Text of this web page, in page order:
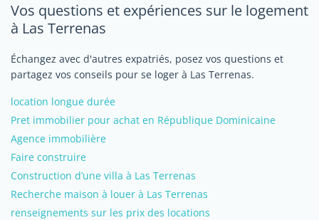
Vos questions et expériences sur le logement
à Las Terrenas
Échangez avec d'autres expatriés, posez vos questions et
partagez vos conseils pour se loger à Las Terrenas.
location longue durée
Pret immobilier pour achat en République Dominicaine
Agence immobilière
Faire construire
Construction d’une villa à Las Terrenas
Recherche maison à louer à Las Terrenas
renseignements sur les prix des locations